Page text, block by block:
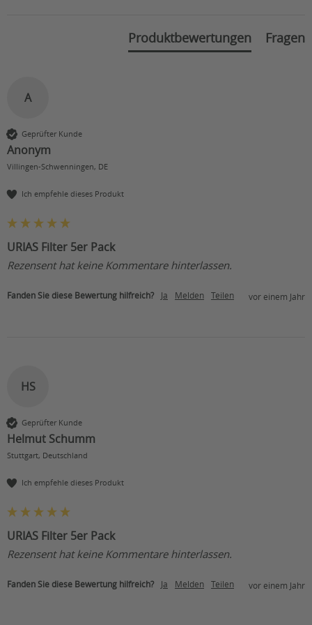
Produktbewertungen Fragen
A
Geprüfter Kunde
Anonym
Villingen-Schwenningen, DE
Ich empfehle dieses Produkt
URIAS Filter 5er Pack
Rezensent hat keine Kommentare hinterlassen.
Fanden Sie diese Bewertung hilfreich? Ja Melden Teilen vor einem Jahr
HS
Geprüfter Kunde
Helmut Schumm
Stuttgart, Deutschland
Ich empfehle dieses Produkt
URIAS Filter 5er Pack
Rezensent hat keine Kommentare hinterlassen.
Fanden Sie diese Bewertung hilfreich? Ja Melden Teilen vor einem Jahr